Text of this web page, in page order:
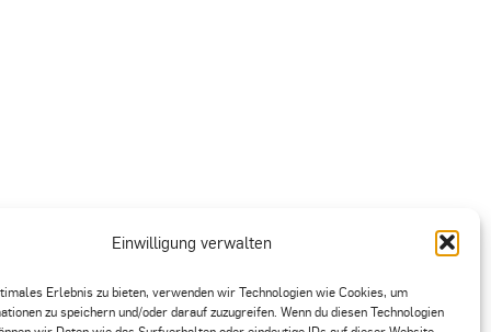
Einwilligung verwalten
Erlebnis zu bieten, verwenden wir Technologien wie Cookies, um
zu speichern und/oder darauf zuzugreifen. Wenn du diesen Technologien